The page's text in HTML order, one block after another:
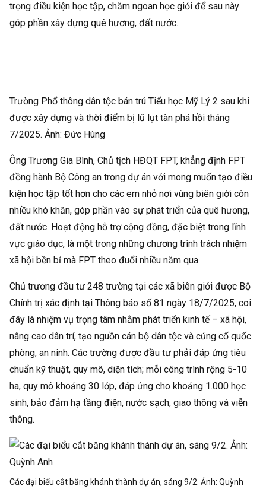
trọng điều kiện học tập, chăm ngoan học giỏi để sau này
góp phần xây dựng quê hương, đất nước.
Trường Phổ thông dân tộc bán trú Tiểu học Mỹ Lý 2 sau khi
được xây dựng và thời điểm bị lũ lụt tàn phá hồi tháng
7/2025. Ảnh: Đức Hùng
Ông Trương Gia Bình, Chủ tịch HĐQT FPT, khẳng định FPT
đồng hành Bộ Công an trong dự án với mong muốn tạo điều
kiện học tập tốt hơn cho các em nhỏ nơi vùng biên giới còn
nhiều khó khăn, góp phần vào sự phát triển của quê hương,
đất nước. Hoạt động hỗ trợ cộng đồng, đặc biệt trong lĩnh
vực giáo dục, là một trong những chương trình trách nhiệm
xã hội bền bỉ mà FPT theo đuổi nhiều năm qua.
Chủ trương đầu tư 248 trường tại các xã biên giới được Bộ
Chính trị xác định tại Thông báo số 81 ngày 18/7/2025, coi
đây là nhiệm vụ trọng tâm nhằm phát triển kinh tế – xã hội,
nâng cao dân trí, tạo nguồn cán bộ dân tộc và củng cố quốc
phòng, an ninh. Các trường được đầu tư phải đáp ứng tiêu
chuẩn kỹ thuật, quy mô, diện tích; mỗi công trình rộng 5-10
ha, quy mô khoảng 30 lớp, đáp ứng cho khoảng 1.000 học
sinh, bảo đảm hạ tầng điện, nước sạch, giao thông và viễn
thông.
Các đại biểu cắt băng khánh thành dự án, sáng 9/2. Ảnh: Quỳnh